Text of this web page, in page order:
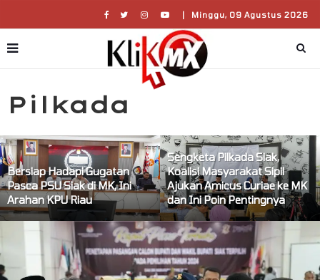
| Minggu, 09 Agustus 2026
Pilkada
Bersiap Hadapi Gugatan
Pasca PSU Siak di MK, Ini
Arahan KPU Riau
Sengketa Pilkada Siak,
Koalisi Masyarakat Sipil
Ajukan Amicus Curiae ke MK
dan Ini Poin Pentingnya